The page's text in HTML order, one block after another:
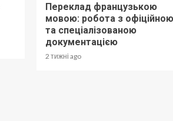
Переклад французькою
мовою: робота з офіційною
та спеціалізованою
документацією
2 тижні ago